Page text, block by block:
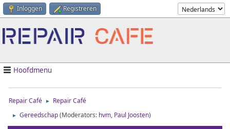
Inloggen Registreren
Hoofdmenu
Repair Café ► Repair Café
► Gereedschap(Moderators: hvm, Paul Joosten)